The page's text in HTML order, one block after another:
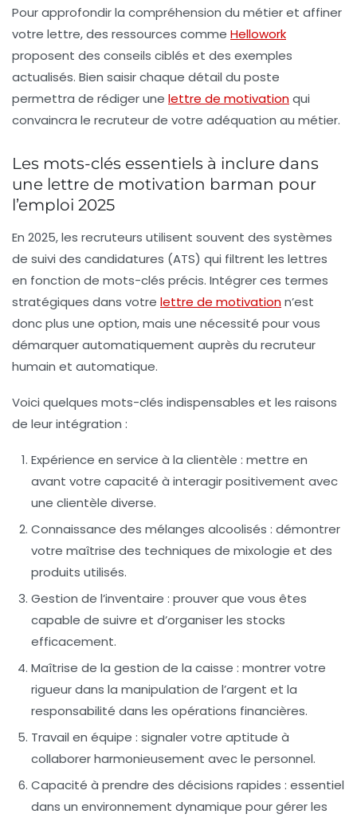
Pour approfondir la compréhension du métier et affiner
votre lettre, des ressources comme Hellowork
proposent des conseils ciblés et des exemples
actualisés. Bien saisir chaque détail du poste
permettra de rédiger une lettre de motivationqui
convaincra le recruteur de votre adéquation au métier.
Les mots-clés essentiels à inclure dans
une lettre de motivation barman pour
l’emploi 2025
En 2025, les recruteurs utilisent souvent des systèmes
de suivi des candidatures (ATS) qui filtrent les lettres
en fonction de mots-clés précis. Intégrer ces termes
stratégiques dans votre lettre de motivationn’est
donc plus une option, mais une nécessité pour vous
démarquer automatiquement auprès du recruteur
humain et automatique.
Voici quelques mots-clés indispensables et les raisons
de leur intégration :
Expérience en service à la clientèle : mettre en
avant votre capacité à interagir positivement avec
une clientèle diverse.
Connaissance des mélanges alcoolisés : démontrer
votre maîtrise des techniques de mixologie et des
produits utilisés.
Gestion de l’inventaire : prouver que vous êtes
capable de suivre et d’organiser les stocks
efficacement.
Maîtrise de la gestion de la caisse : montrer votre
rigueur dans la manipulation de l’argent et la
responsabilité dans les opérations financières.
Travail en équipe : signaler votre aptitude à
collaborer harmonieusement avec le personnel.
Capacité à prendre des décisions rapides : essentiel
dans un environnement dynamique pour gérer les